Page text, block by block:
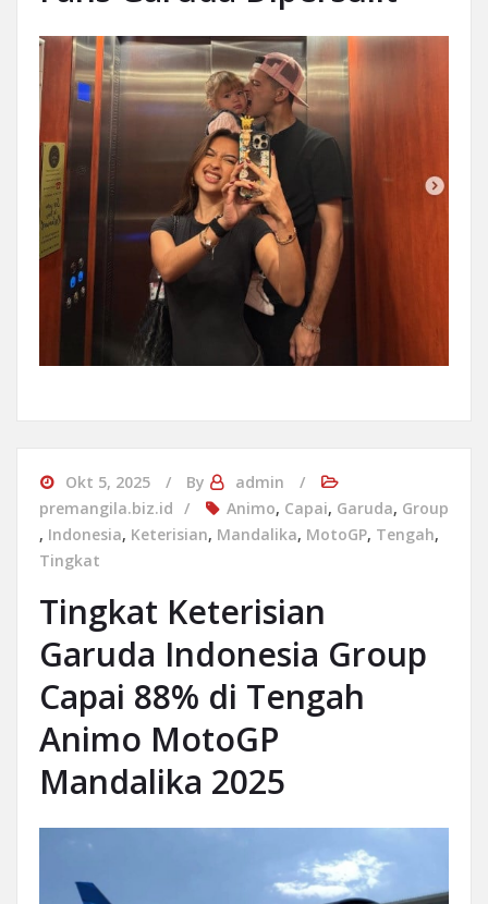
Okt 5, 2025 By
admin
premangila.biz.id
Animo, Capai, Garuda, Group
, Indonesia, Keterisian, Mandalika, MotoGP, Tengah,
Tingkat
Tingkat Keterisian
Garuda Indonesia Group
Capai 88% di Tengah
Animo MotoGP
Mandalika 2025